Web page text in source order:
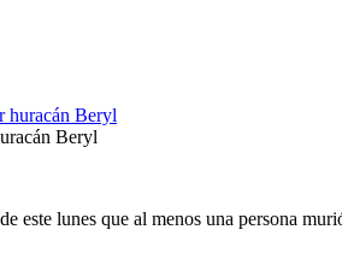
Beryl
lunes que al menos una persona